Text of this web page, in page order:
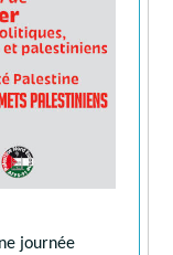
journée